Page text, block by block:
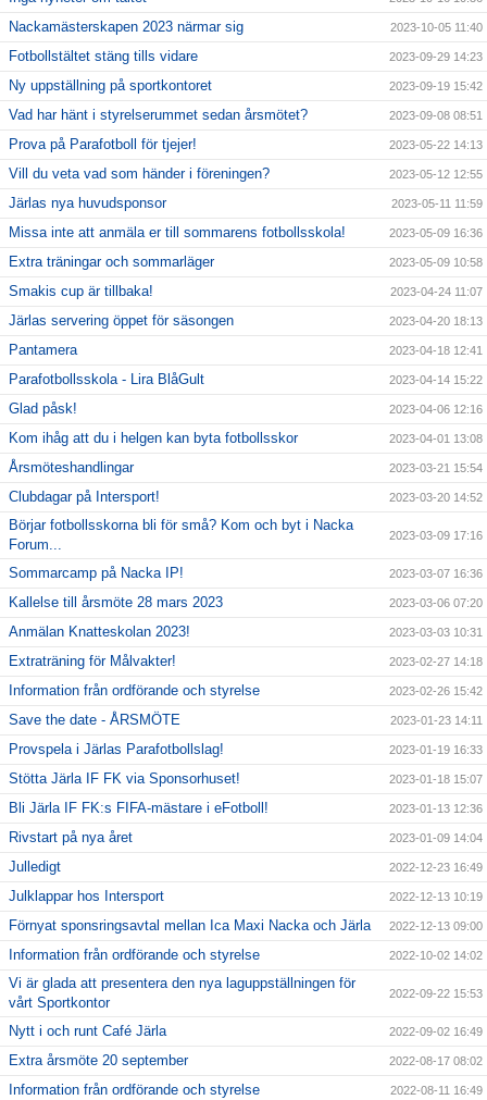
Nackamästerskapen 2023 närmar sig 2023-10-05 11:40
Fotbollstältet stäng tills vidare 2023-09-29 14:23
Ny uppställning på sportkontoret 2023-09-19 15:42
Vad har hänt i styrelserummet sedan årsmötet? 2023-09-08 08:51
Prova på Parafotboll för tjejer! 2023-05-22 14:13
Vill du veta vad som händer i föreningen? 2023-05-12 12:55
Järlas nya huvudsponsor 2023-05-11 11:59
Missa inte att anmäla er till sommarens fotbollsskola! 2023-05-09 16:36
Extra träningar och sommarläger 2023-05-09 10:58
Smakis cup är tillbaka! 2023-04-24 11:07
Järlas servering öppet för säsongen 2023-04-20 18:13
Pantamera 2023-04-18 12:41
Parafotbollsskola - Lira BlåGult 2023-04-14 15:22
Glad påsk! 2023-04-06 12:16
Kom ihåg att du i helgen kan byta fotbollsskor 2023-04-01 13:08
Årsmöteshandlingar 2023-03-21 15:54
Clubdagar på Intersport! 2023-03-20 14:52
Börjar fotbollsskorna bli för små? Kom och byt i Nacka
Forum...
2023-03-09 17:16
Sommarcamp på Nacka IP! 2023-03-07 16:36
Kallelse till årsmöte 28 mars 2023 2023-03-06 07:20
Anmälan Knatteskolan 2023! 2023-03-03 10:31
Extraträning för Målvakter! 2023-02-27 14:18
Information från ordförande och styrelse 2023-02-26 15:42
Save the date - ÅRSMÖTE 2023-01-23 14:11
Provspela i Järlas Parafotbollslag! 2023-01-19 16:33
Stötta Järla IF FK via Sponsorhuset! 2023-01-18 15:07
Bli Järla IF FK:s FIFA-mästare i eFotboll! 2023-01-13 12:36
Rivstart på nya året 2023-01-09 14:04
Julledigt 2022-12-23 16:49
Julklappar hos Intersport 2022-12-13 10:19
Förnyat sponsringsavtal mellan Ica Maxi Nacka och Järla 2022-12-13 09:00
Information från ordförande och styrelse 2022-10-02 14:02
Vi är glada att presentera den nya laguppställningen för
vårt Sportkontor
2022-09-22 15:53
Nytt i och runt Café Järla 2022-09-02 16:49
Extra årsmöte 20 september 2022-08-17 08:02
Information från ordförande och styrelse 2022-08-11 16:49